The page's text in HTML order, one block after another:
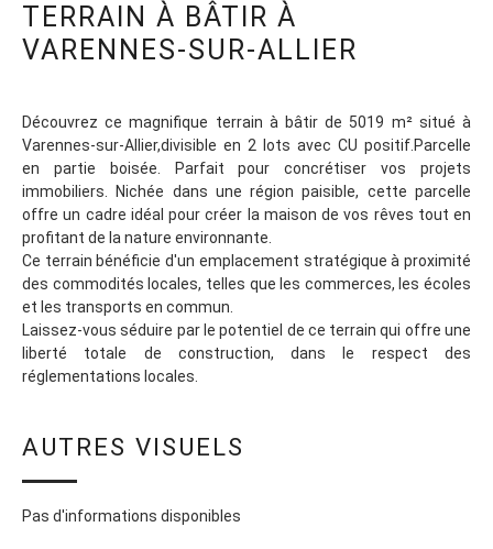
TERRAIN À BÂTIR À
VARENNES-SUR-ALLIER
Découvrez ce magnifique terrain à bâtir de 5019 m² situé à
Varennes-sur-Allier,divisible en 2 lots avec CU positif.Parcelle
en partie boisée. Parfait pour concrétiser vos projets
immobiliers. Nichée dans une région paisible, cette parcelle
offre un cadre idéal pour créer la maison de vos rêves tout en
profitant de la nature environnante.
Ce terrain bénéficie d'un emplacement stratégique à proximité
des commodités locales, telles que les commerces, les écoles
et les transports en commun.
Laissez-vous séduire par le potentiel de ce terrain qui offre une
liberté totale de construction, dans le respect des
réglementations locales.
AUTRES VISUELS
Pas d'informations disponibles